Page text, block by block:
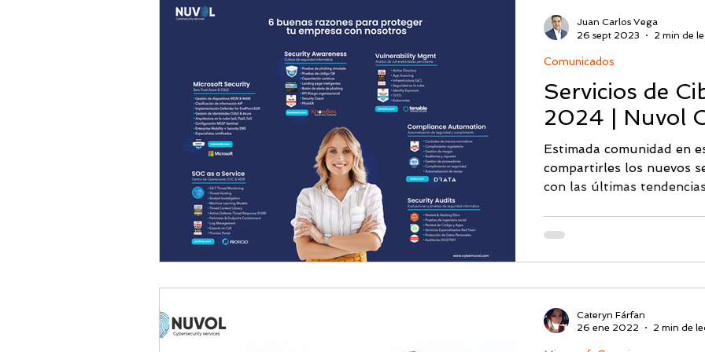
año redefinieron
que siguen vigentes hoy.
Servicios de
2024 | Nuvol
Estimada comunidad en
compartirles los nuevos
con las últimas
Comunicados
Juan Carlos Vega
26 sept 2023
2 min de
Cateryn Fárfan
26 ene 2022
2 min de